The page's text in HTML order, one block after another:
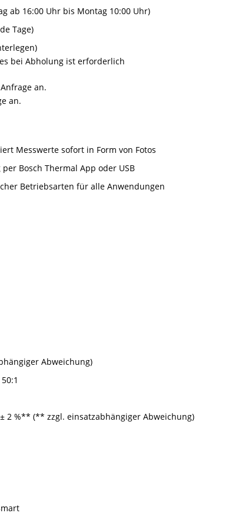
ab 16:00 Uhr bis Montag 10:00 Uhr)
Tage)
bei Abholung ist erforderlich
an.
an.
Messwerte sofort in Form von Fotos
Bosch Thermal App oder USB
Betriebsarten für alle Anwendungen
Abweichung)
2 %** (** zzgl. einsatzabhängiger Abweichung)